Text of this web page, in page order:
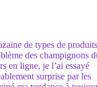
de types de produits
des champignons
en ligne, je l’ai essayé
surprise par les